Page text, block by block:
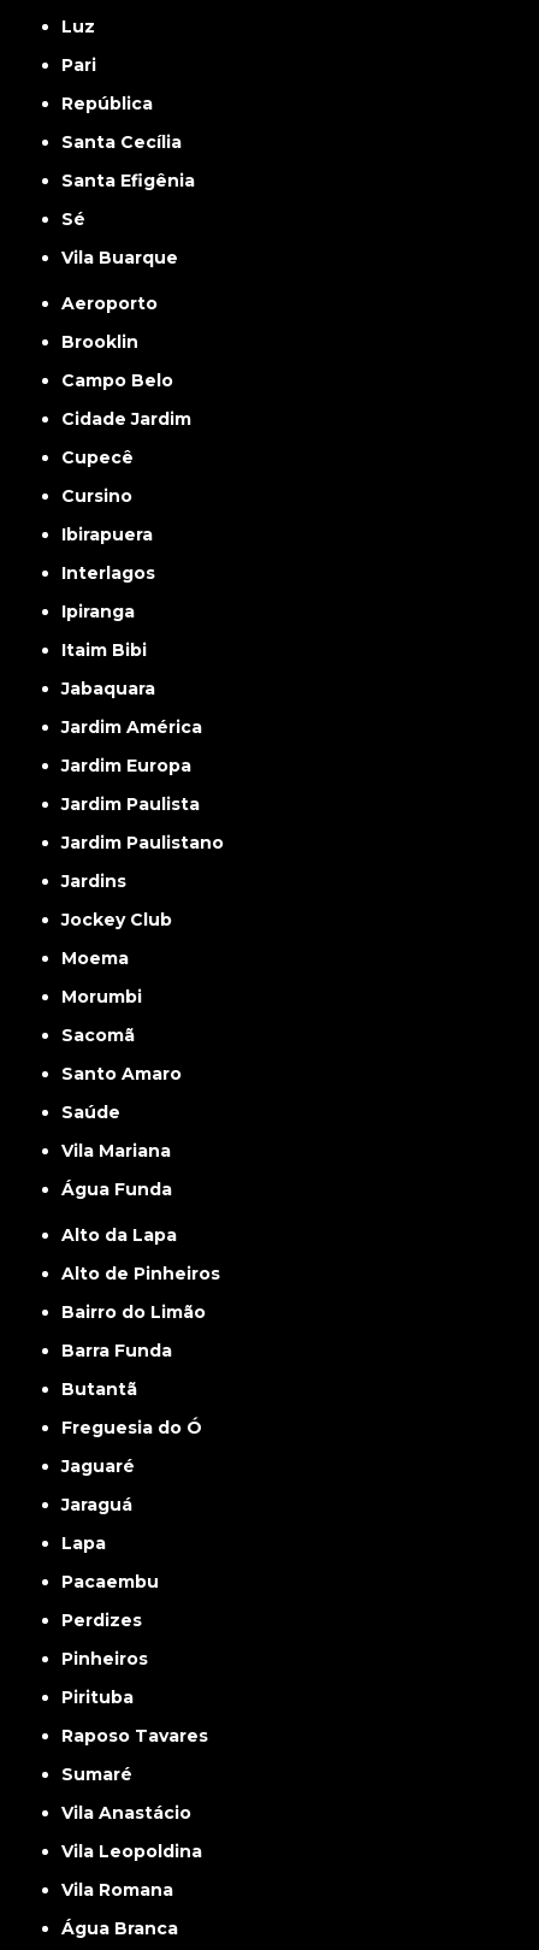
Luz
Pari
República
Santa Cecília
Santa Efigênia
Sé
Vila Buarque
Aeroporto
Brooklin
Campo Belo
Cidade Jardim
Cupecê
Cursino
Ibirapuera
Interlagos
Ipiranga
Itaim Bibi
Jabaquara
Jardim América
Jardim Europa
Jardim Paulista
Jardim Paulistano
Jardins
Jockey Club
Moema
Morumbi
Sacomã
Santo Amaro
Saúde
Vila Mariana
Água Funda
Alto da Lapa
Alto de Pinheiros
Bairro do Limão
Barra Funda
Butantã
Freguesia do Ó
Jaguaré
Jaraguá
Lapa
Pacaembu
Perdizes
Pinheiros
Pirituba
Raposo Tavares
Sumaré
Vila Anastácio
Vila Leopoldina
Vila Romana
Água Branca